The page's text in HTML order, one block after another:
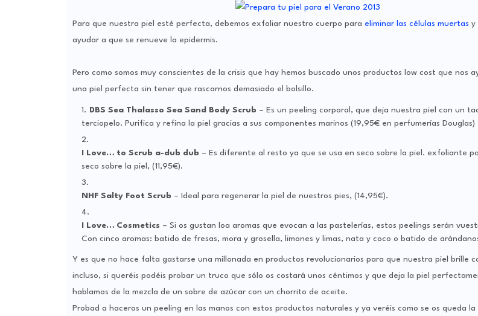
Para que nuestra piel esté perfecta, debemos exfoliar nuestro cuerpo para eliminar las células muertas y
ayudar a que se renueve la epidermis.
Pero como somos muy conscientes de la crisis que hay hemos buscado unos productos low cost que nos
una piel perfecta sin tener que rascarnos demasiado el bolsillo.
DBS Sea Thalasso Sea Sand Body Scrub – Es un peeling corporal, que deja nuestra piel con un
terciopelo. Purifica y refina la piel gracias a sus componentes marinos (19,95€ en perfumerías Douglas)
I Love… to Scrub a-dub dub – Es diferente al resto ya que se usa en seco sobre la piel. exfoliante
seco sobre la piel, (11,95€).
NHF Salty Foot Scrub – Ideal para regenerar la piel de nuestros pies, (14,95€).
I Love… Cosmetics – Si os gustan loa aromas que evocan a las pastelerías, estos peelings serán
Con cinco aromas: batido de fresas, mora y grosella, limones y limas, nata y coco o batido de
Y es que no hace falta gastarse una millonada en productos revolucionarios para que nuestra piel brille
incluso, si queréis podéis probar un truco que sólo os costará unos céntimos y que deja la piel
hablamos de la mezcla de un sobre de azúcar con un chorrito de aceite.
Probad a haceros un peeling en las manos con estos productos naturales y ya veréis como se os queda la